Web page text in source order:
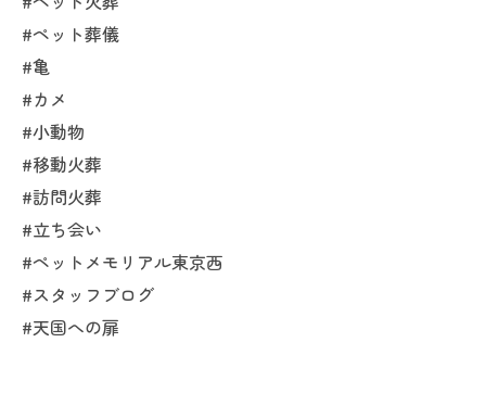
#ペット葬儀
#亀
#カメ
#小動物
#移動火葬
#訪問火葬
#立ち会い
#ペットメモリアル東京西
#スタッフブログ
#天国への扉